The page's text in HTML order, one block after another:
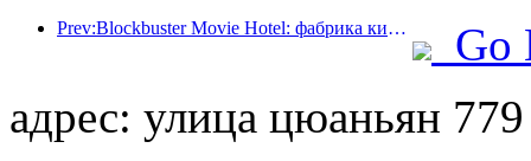
Prev:Blockbuster Movie Hotel: фабрика киномечт в движении
Go
адрес: улица цюаньян 779